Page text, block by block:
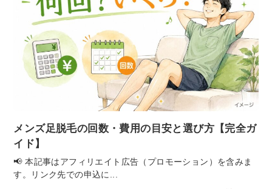
メンズ足脱毛の回数・費用の目安と選び方【完全ガ
イド】
📢 本記事はアフィリエイト広告（プロモーション）を含みま
す。リンク先での申込に...